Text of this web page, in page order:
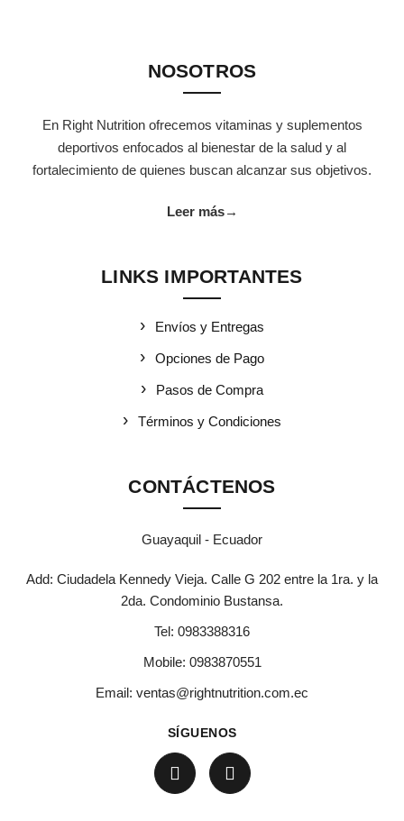
NOSOTROS
En Right Nutrition ofrecemos vitaminas y suplementos
deportivos enfocados al bienestar de la salud y al
fortalecimiento de quienes buscan alcanzar sus objetivos.
Leer más→
LINKS IMPORTANTES
Envíos y Entregas
Opciones de Pago
Pasos de Compra
Términos y Condiciones
CONTÁCTENOS
Guayaquil - Ecuador
Add: Ciudadela Kennedy Vieja. Calle G 202 entre la 1ra. y la
2da. Condominio Bustansa.
Tel: 0983388316
Mobile: 0983870551
Email: ventas@rightnutrition.com.ec
SÍGUENOS